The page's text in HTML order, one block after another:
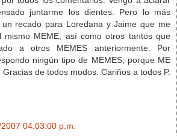
juntarme los dientes. Pero lo más
un recado para Loredana y Jaime que me
mismo MEME, así como otros tantos que
a otros MEMES anteriormente. Por
ningún tipo de MEMES, porque ME
Gracias de todos modos. Cariños a todos P.
04:03:00 p.m.